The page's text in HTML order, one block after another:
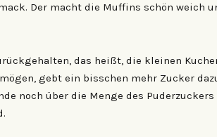
Der macht die Muffins schön weich
das heißt, die kleinen
gebt ein bisschen mehr Zucker
noch über die Menge des